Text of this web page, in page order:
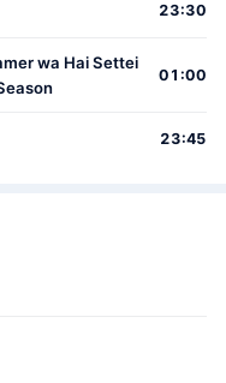
23:30
wa Hai Settei
01:00
23:45